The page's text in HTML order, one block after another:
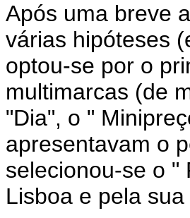
Após uma breve
várias hipóteses
optou-se por o
multimarcas (de
"Dia", o "
apresentavam o
selecionou-se o "
Lisboa e pela